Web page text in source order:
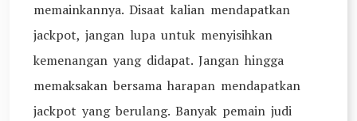
memainkannya. Disaat kalian mendapatkan
jackpot, jangan lupa untuk menyisihkan
kemenangan yang didapat. Jangan hingga
memaksakan bersama harapan mendapatkan
jackpot yang berulang. Banyak pemain judi